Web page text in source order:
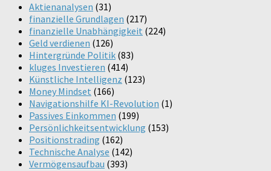
Aktienanalysen (31)
finanzielle Grundlagen (217)
finanzielle Unabhängigkeit (224)
Geld verdienen (126)
Hintergründe Politik (83)
kluges Investieren (414)
Künstliche Intelligenz (123)
Money Mindset (166)
Navigationshilfe KI-Revolution (1)
Passives Einkommen (199)
Persönlichkeitsentwicklung (153)
Positionstrading (162)
Technische Analyse (142)
Vermögensaufbau (393)